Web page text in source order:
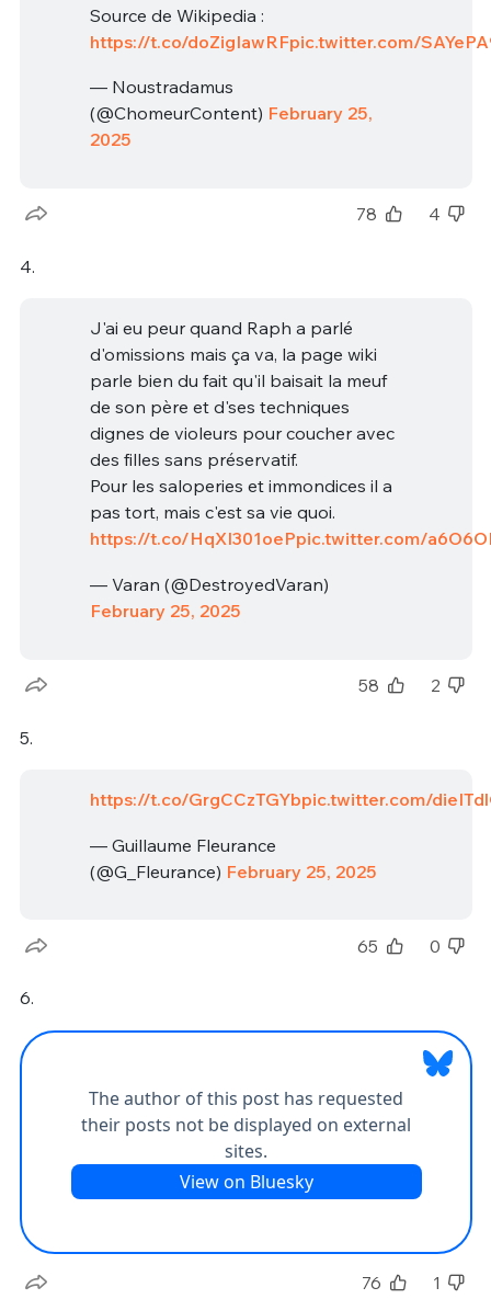
Source de Wikipedia :
https://t.co/doZigIawRFpic.twitter.com/
— Noustradamus
(@ChomeurContent) February 25,
2025
78 4
4.
J'ai eu peur quand Raph a parlé
d'omissions mais ça va, la page wiki
parle bien du fait qu'il baisait la meuf
de son père et d'ses techniques
dignes de violeurs pour coucher avec
des filles sans préservatif.
Pour les saloperies et immondices il a
pas tort, mais c'est sa vie quoi.
https://t.co/HqXI301oePpic.twitter.com/
— Varan (@DestroyedVaran)
February 25, 2025
58 2
5.
https://t.co/GrgCCzTGYbpic.twitter.com/
— Guillaume Fleurance
(@G_Fleurance) February 25, 2025
65 0
6.
76 1